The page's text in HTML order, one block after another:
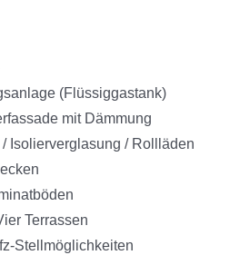
(Flüssiggastank)
mit Dämmung
Isolierverglasung / Rollläden
Terrassen
Stellmöglichkeiten